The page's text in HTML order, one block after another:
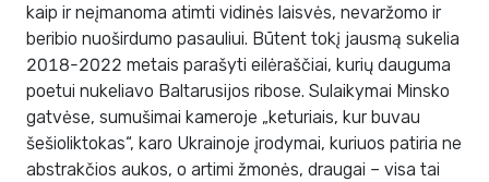
kaip ir neįmanoma atimti vidinės laisvės, nevaržomo ir
beribio nuoširdumo pasauliui. Būtent tokį jausmą sukelia
2018-2022 metais parašyti eilėraščiai, kurių dauguma
poetui nukeliavo Baltarusijos ribose. Sulaikymai Minsko
gatvėse, sumušimai kameroje „keturiais, kur buvau
šešioliktokas“, karo Ukrainoje įrodymai, kuriuos patiria ne
abstrakčios aukos, o artimi žmonės, draugai – visa tai